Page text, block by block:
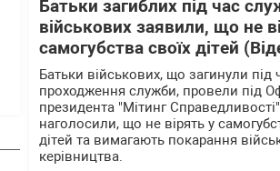
Батьки загиблих під час
військових заявили, що не
самогубства своїх дітей
Батьки військових, що загинули під
проходження служби, провели під
президента "Мітинг
наголосили, що не вірять у
дітей та вимагають покарання
керівництва.